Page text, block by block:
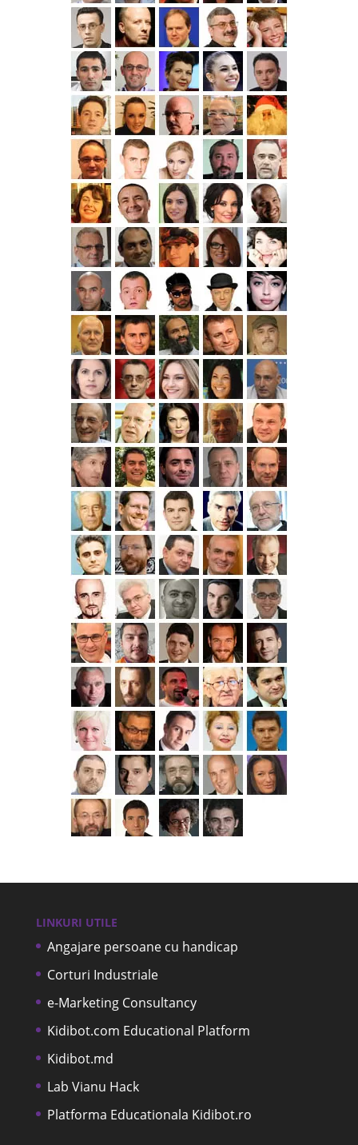
LINKURI UTILE
Angajare persoane cu handicap
Corturi Industriale
e-Marketing Consultancy
Kidibot.com Educational Platform
Kidibot.md
Lab Vianu Hack
Platforma Educationala Kidibot.ro